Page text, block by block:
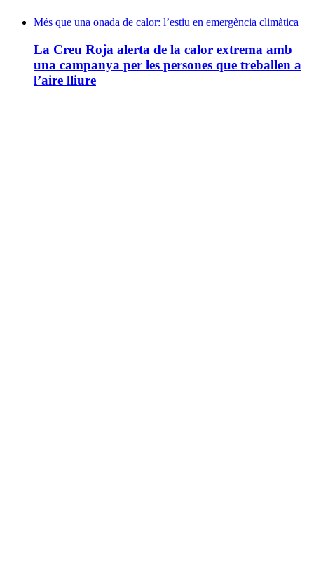
Més que una onada de calor: l’estiu en emergència climàtica
La Creu Roja alerta de la calor extrema amb
una campanya per les persones que treballen a
l’aire lliure